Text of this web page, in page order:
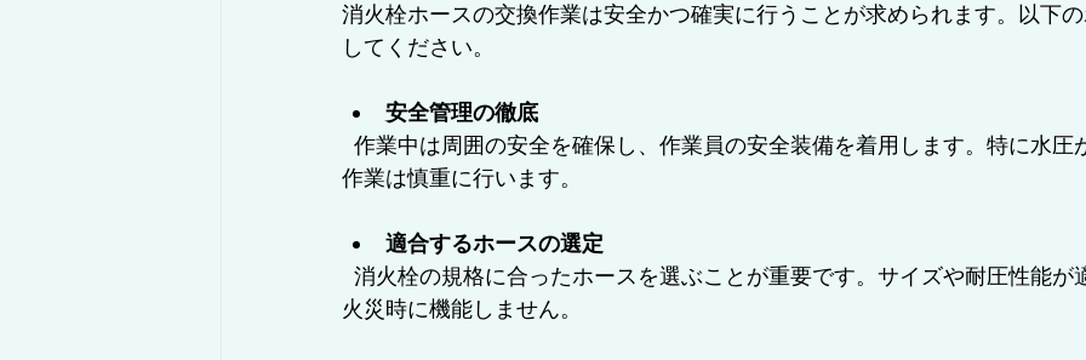
消火栓ホースの交換作業は安全かつ確実に行うことが求められます。以下
してください。
安全管理の徹底
作業は慎重に行います。
適合するホースの選定
火災時に機能しません。